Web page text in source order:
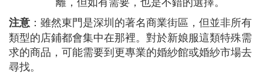
注意 ：雖然東門是深圳的著名商業街區，但並非所有
類型的店鋪都會集中在那裡。對於新娘服這類特殊需
求的商品，可能需要到更專業的婚紗館或婚紗市場去
尋找。